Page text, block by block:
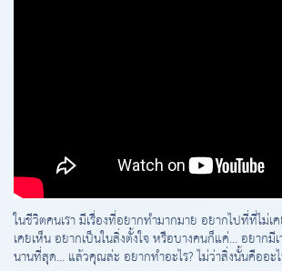
ในชีวิตคนเรา มีเรื่องที่อยากทำมากมาย อยากไปที่ที่ไม่เ
เคยเห็น อยากเป็นในสิ่งตั้งใจ หรือบางคนก็แค่... อยาก
นานที่สุด... แล้วคุณล่ะ อยากทำอะไร? ไม่ว่าสิ่งนั้นคืออะ